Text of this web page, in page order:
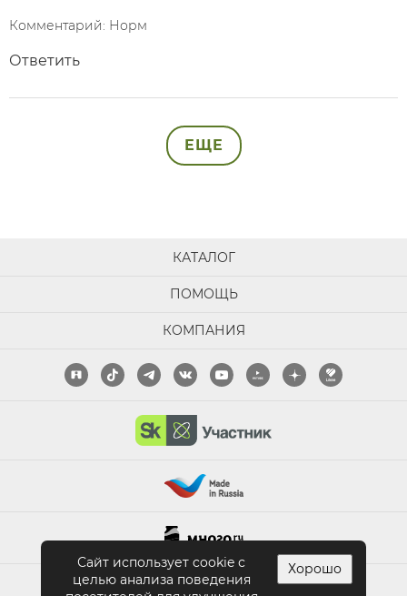
Комментарий: Норм
Ответить
ЕЩЕ
КАТАЛОГ
ПОМОЩЬ
КОМПАНИЯ
ПОЛНАЯ ВЕРСИЯ САЙТА
Сайт использует cookie с
целью анализа поведения
Хорошо